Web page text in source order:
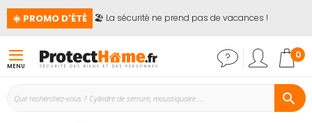
☀️ PROMO D'ÉTÉ 🏖️ La sécurité ne prend pas de vacances !
MENU
0